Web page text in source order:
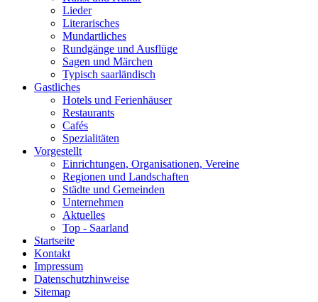
Lieder
Literarisches
Mundartliches
Rundgänge und Ausflüge
Sagen und Märchen
Typisch saarländisch
Gastliches
Hotels und Ferienhäuser
Restaurants
Cafés
Spezialitäten
Vorgestellt
Einrichtungen, Organisationen, Vereine
Regionen und Landschaften
Städte und Gemeinden
Unternehmen
Aktuelles
Top - Saarland
Startseite
Kontakt
Impressum
Datenschutzhinweise
Sitemap